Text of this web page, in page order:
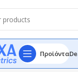
Προϊόντα